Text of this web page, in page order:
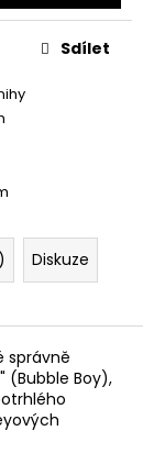
Sdílet
Diskuze
správně
" (Bubble Boy),